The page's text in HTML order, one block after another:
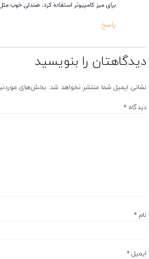
برای میز کامپیوتر استفاده کرد. صندلی خوب
پاسخ
دیدگاهتان را بنویسید
نشانی ایمیل شما منتشر نخواهد شد. بخش‌های
دیدگاه *
نام *
ایمیل *